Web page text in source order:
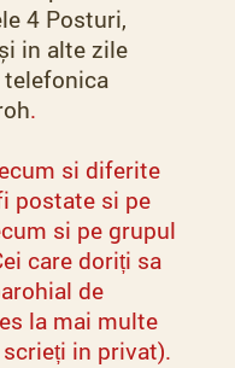
4 Posturi,
in alte zile
.
si diferite
postate si pe
si pe grupul
care doriți sa
de
la mai multe
in privat).